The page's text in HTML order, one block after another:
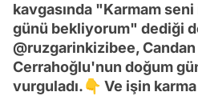
kavgasında "Karmam
günü bekliyorum" dediği
@ruzgarinkizibee,
Cerrahoğlu'nun doğum
vurguladı.👇 Ve işin